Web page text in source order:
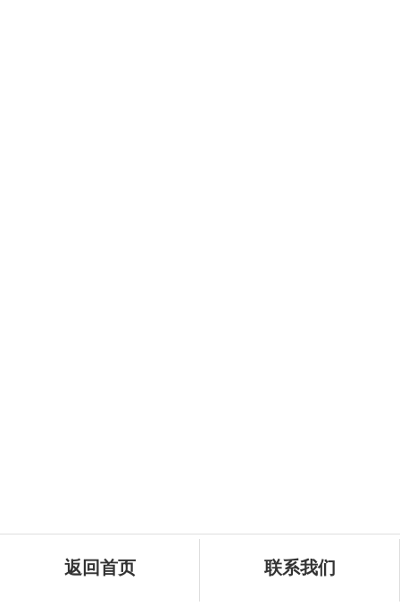
返回首页 联系我们